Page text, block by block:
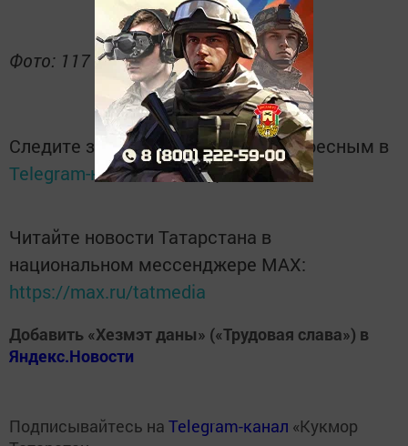
Фото: 117 ПСЧ
Следите за самым важным и интересным в
Telegram-каналеТатмедиа
Читайте новости Татарстана в
национальном мессенджере MАХ:
https://max.ru/tatmedia
Добавить «Хезмэт даны» («Трудовая слава») в
Яндекс.Новости
Подписывайтесь на Telegram-канал «Кукмор